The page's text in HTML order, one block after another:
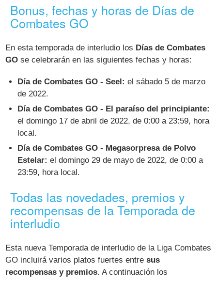
Bonus, fechas y horas de Días de
Combates GO
En esta temporada de interludio los Días de Combates
GO se celebrarán en las siguientes fechas y horas:
Día de Combates GO - Seel: el sábado 5 de marzo
de 2022.
Día de Combates GO - El paraíso del principiante:
el domingo 17 de abril de 2022, de 0:00 a 23:59, hora
local.
Día de Combates GO - Megasorpresa de Polvo
Estelar: el domingo 29 de mayo de 2022, de 0:00 a
23:59, hora local.
Todas las novedades, premios y
recompensas de la Temporada de
interludio
Esta nueva Temporada de interludio de la Liga Combates
GO incluirá varios platos fuertes entresus
recompensas y premios. A continuación los